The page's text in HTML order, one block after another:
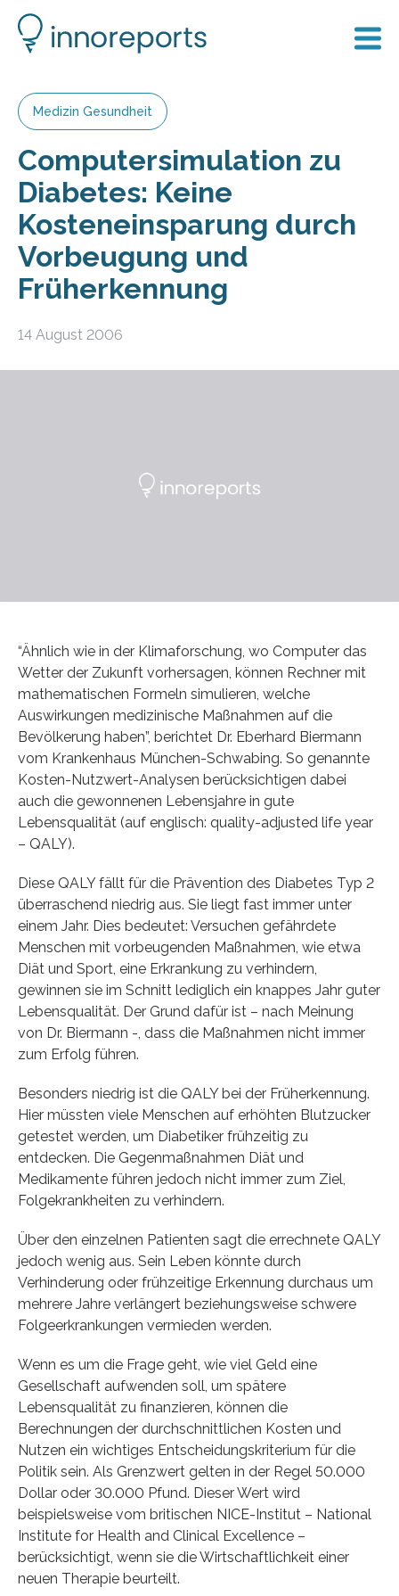
Medizin Gesundheit
Computersimulation zu
Diabetes: Keine
Kosteneinsparung durch
Vorbeugung und
Früherkennung
14 August 2006
“Ähnlich wie in der Klimaforschung, wo Computer das
Wetter der Zukunft vorhersagen, können Rechner mit
mathematischen Formeln simulieren, welche
Auswirkungen medizinische Maßnahmen auf die
Bevölkerung haben”, berichtet Dr. Eberhard Biermann
vom Krankenhaus München-Schwabing. So genannte
Kosten-Nutzwert-Analysen berücksichtigen dabei
auch die gewonnenen Lebensjahre in gute
Lebensqualität (auf englisch: quality-adjusted life year
– QALY).
Diese QALY fällt für die Prävention des Diabetes Typ 2
überraschend niedrig aus. Sie liegt fast immer unter
einem Jahr. Dies bedeutet: Versuchen gefährdete
Menschen mit vorbeugenden Maßnahmen, wie etwa
Diät und Sport, eine Erkrankung zu verhindern,
gewinnen sie im Schnitt lediglich ein knappes Jahr guter
Lebensqualität. Der Grund dafür ist – nach Meinung
von Dr. Biermann -, dass die Maßnahmen nicht immer
zum Erfolg führen.
Besonders niedrig ist die QALY bei der Früherkennung.
Hier müssten viele Menschen auf erhöhten Blutzucker
getestet werden, um Diabetiker frühzeitig zu
entdecken. Die Gegenmaßnahmen Diät und
Medikamente führen jedoch nicht immer zum Ziel,
Folgekrankheiten zu verhindern.
Über den einzelnen Patienten sagt die errechnete QALY
jedoch wenig aus. Sein Leben könnte durch
Verhinderung oder frühzeitige Erkennung durchaus um
mehrere Jahre verlängert beziehungsweise schwere
Folgeerkrankungen vermieden werden.
Wenn es um die Frage geht, wie viel Geld eine
Gesellschaft aufwenden soll, um spätere
Lebensqualität zu finanzieren, können die
Berechnungen der durchschnittlichen Kosten und
Nutzen ein wichtiges Entscheidungskriterium für die
Politik sein. Als Grenzwert gelten in der Regel 50.000
Dollar oder 30.000 Pfund. Dieser Wert wird
beispielsweise vom britischen NICE-Institut – National
Institute for Health and Clinical Excellence –
berücksichtigt, wenn sie die Wirtschaftlichkeit einer
neuen Therapie beurteilt.